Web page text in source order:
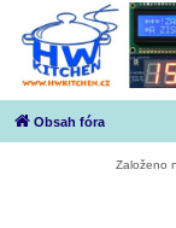
Obsah fóra
Založeno